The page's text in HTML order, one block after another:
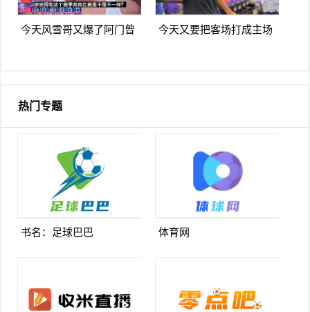
今天风雪哥又爆了阿门曾
非我来防
今天又要把客场打成主场
烈欢迎
热门专题
书名：足球巴巴 体育网